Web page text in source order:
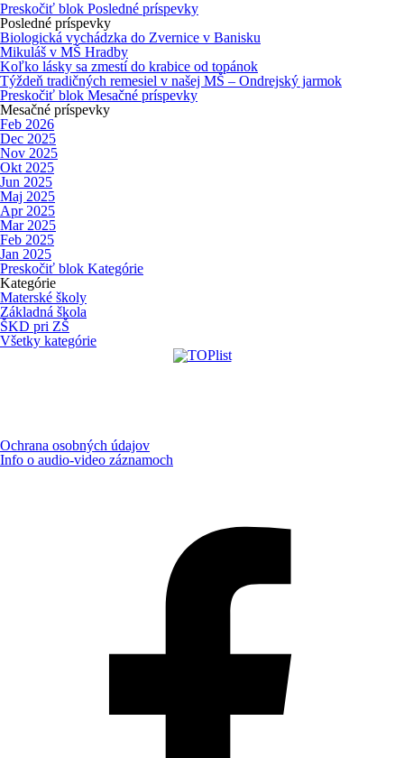
Preskočiť blok Posledné príspevky
Posledné príspevky
Biologická vychádzka do Zvernice v Banisku
Mikuláš v MŠ Hradby
Koľko lásky sa zmestí do krabice od topánok
Týždeň tradičných remesiel v našej MŠ – Ondrejský jarmok
Preskočiť blok Mesačné príspevky
Mesačné príspevky
Feb 2026
Dec 2025
Nov 2025
Okt 2025
Jun 2025
Maj 2025
Apr 2025
Mar 2025
Feb 2025
Jan 2025
Preskočiť blok Kategórie
Kategórie
Materské školy
Základná škola
ŠKD pri ZŠ
Všetky kategórie
Ochrana osobných údajov
Info o audio-video záznamoch